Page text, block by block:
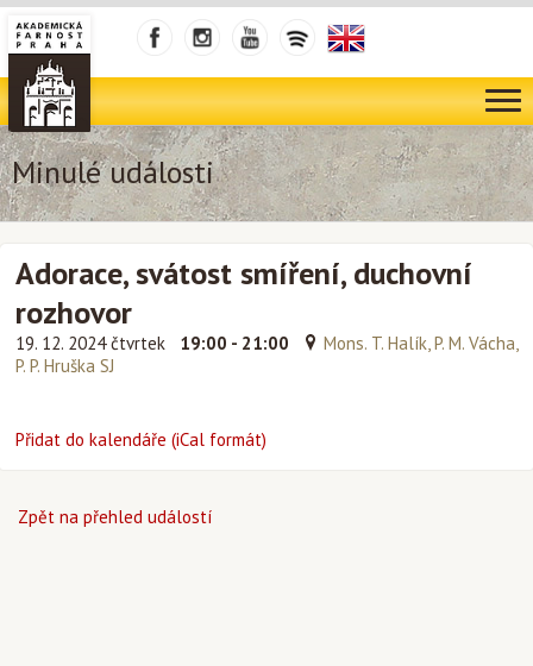
Minulé události
Adorace, svátost smíření, duchovní
rozhovor
19. 12. 2024 čtvrtek 19:00 - 21:00
Mons. T. Halík, P. M. Vácha,
P. P. Hruška SJ
Přidat do kalendáře (iCal formát)
Zpět na přehled událostí